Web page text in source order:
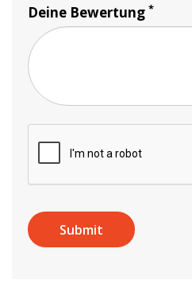
Deine Bewertung *